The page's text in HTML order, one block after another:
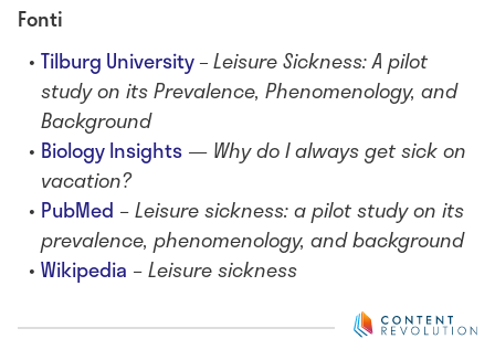
Fonti
Tilburg University–Leisure Sickness: A pilot
study on its Prevalence, Phenomenology, and
Background
Biology Insights — Why do I always get sick on
vacation?
PubMed – Leisure sickness: a pilot study on its
prevalence, phenomenology, and background
Wikipedia – Leisure sickness